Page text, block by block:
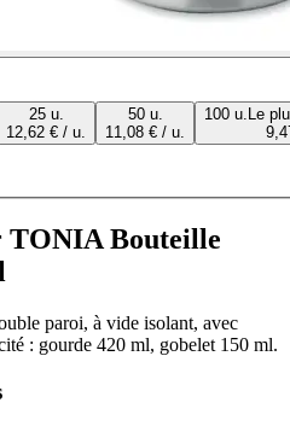
25 u.
12,62 € / u.
50 u.
11,08 € / u.
100 u. Le
TONIA Bouteille
paroi, à vide isolant, avec
: gourde 420 ml, gobelet 150 ml.